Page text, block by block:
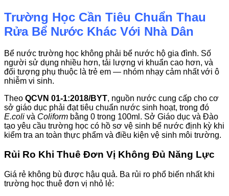
Trường Học Cần Tiêu Chuẩn Thau
Rửa Bể Nước Khác Với Nhà Dân
Bể nước trường học không phải bể nước hộ gia đình. Số
người sử dụng nhiều hơn, tải lượng vi khuẩn cao hơn, và
đối tượng phụ thuộc là trẻ em — nhóm nhạy cảm nhất với ô
nhiễm vi sinh.
Theo QCVN 01-1:2018/BYT, nguồn nước cung cấp cho cơ
sở giáo dục phải đạt tiêu chuẩn nước sinh hoạt, trong đó
E.coli và Coliform bằng 0 trong 100ml. Sở Giáo dục và Đào
tạo yêu cầu trường học có hồ sơ vệ sinh bể nước định kỳ khi
kiểm tra an toàn thực phẩm và điều kiện vệ sinh môi trường.
Rủi Ro Khi Thuê Đơn Vị Không Đủ Năng Lực
Giá rẻ không bù được hậu quả. Ba rủi ro phổ biến nhất khi
trường học thuê đơn vị nhỏ lẻ: